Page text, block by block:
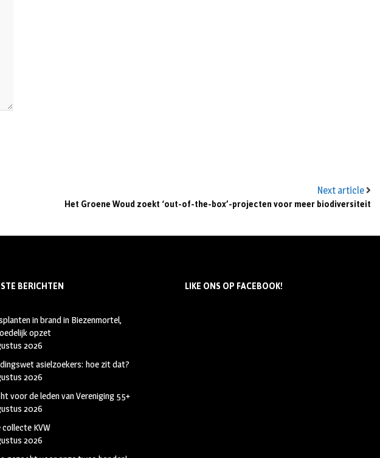
Next article
Het Groene Woud zoekt ‘out-of-the-box’-projecten voor meer biodiversiteit
BERICHTEN
in brand in Biezenmortel,
opzet
2026
asielzoekers: hoe zit dat?
2026
voor de leden van Vereniging 55+
2026
collecte KVW
2026
LIKE ONS OP FACEBOOK!